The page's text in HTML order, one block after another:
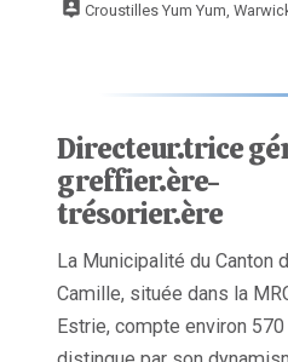
Croustilles Yum Yum,
Directeur.trice
greffier.ère-
trésorier.ère
La Municipalité du Canton
Camille, située dans la
Estrie, compte environ